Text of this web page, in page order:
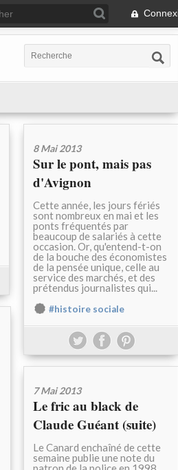
8 Mai 2013
Sur le pont, mais pas
d'Avignon
Cette année, les jours fériés
sont nombreux en mai et les
ponts fréquentés par
beaucoup de salariés à cette
occasion. Or, qu'entend-t-on
de la bouche des économistes
de la pensée unique, celle au
service des marchés, et des
prétendus journalistes qui...
#histoire sociale
7 Mai 2013
Le fric au black de
Claude Guéant (suite)
Le Canard enchaîné de cette
semaine publie une note du